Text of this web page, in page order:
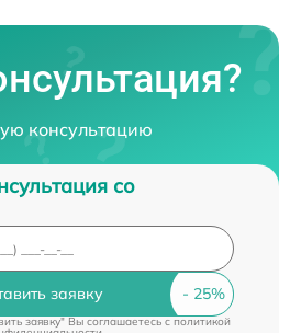
консультацию
со
заявку
заявку" Вы соглашаетесь c политикой